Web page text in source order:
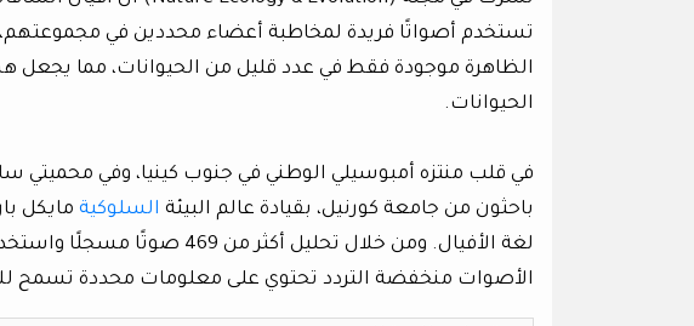
تستخدم أصواتًا فريدة لمخاطبة أعضاء محددين في
الظاهرة موجودة فقط في عدد قليل من الحيوانات، مما يجعل
الحيوانات.
في قلب منتزه أمبوسيلي الوطني في جنوب كينيا، وفي محميتي
باحثون من جامعة كورنيل، بقيادة عالم البيئة السلوكية
لغة الأفيال. ومن خلال تحليل
الأصوات منخفضة التردد تحتوي على معلومات محددة تسمح